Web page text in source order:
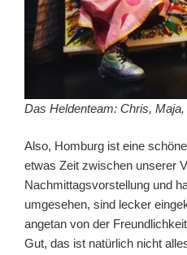
Das Heldenteam: Chris,
Also, Homburg ist eine
etwas Zeit zwischen unserer
Nachmittagsvorstellung und
umgesehen, sind lecker
angetan von der
Gut, das ist natürlich nicht